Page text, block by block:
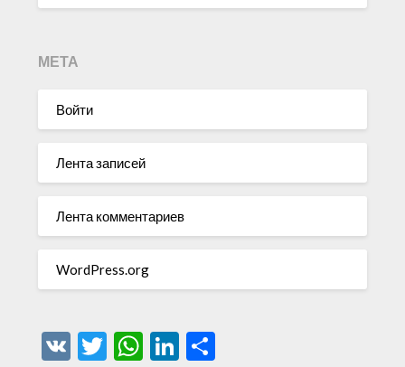
МЕТА
Войти
Лента записей
Лента комментариев
WordPress.org
VK Twitter
WhatsApp
LinkedIn